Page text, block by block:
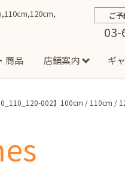
ご
03-
フォト
(女の子)
着
商品 店舗案内
モール多摩平の森店
ギ
002】100cm / 110cm /